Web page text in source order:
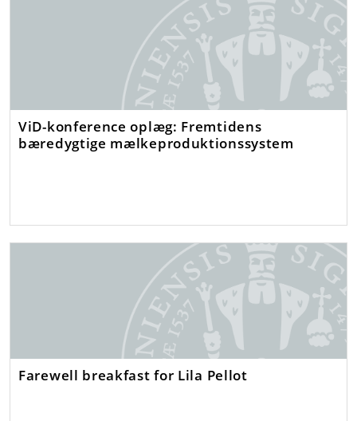
ViD-konference oplæg: Fremtidens
bæredygtige mælkeproduktionssystem
Farewell breakfast for Lila Pellot